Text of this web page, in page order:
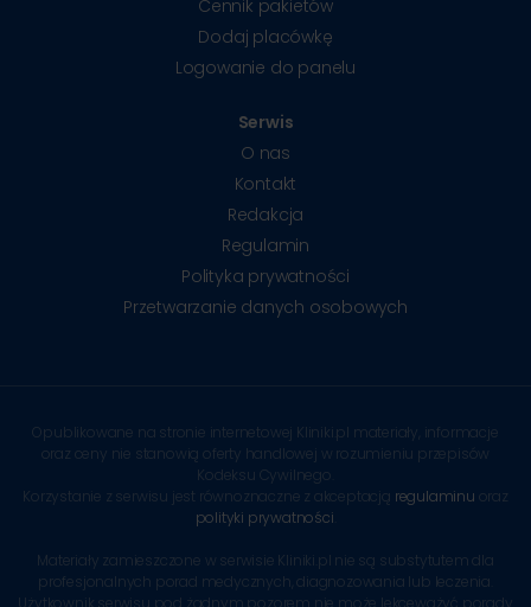
Cennik pakietów
Dodaj placówkę
Logowanie do panelu
Serwis
O nas
Kontakt
Redakcja
Regulamin
Polityka prywatności
Przetwarzanie danych osobowych
Opublikowane na stronie internetowej Kliniki.pl materiały, informacje
oraz ceny nie stanowią oferty handlowej w rozumieniu przepisów
Kodeksu Cywilnego.
Korzystanie z serwisu jest równoznaczne z akceptacją regulaminu oraz
polityki prywatności
Materiały zamieszczone w serwisie Kliniki.pl nie są substytutem dla
profesjonalnych porad medycznych, diagnozowania lub leczenia.
Użytkownik serwisu pod żadnym pozorem nie może lekceważyć porady